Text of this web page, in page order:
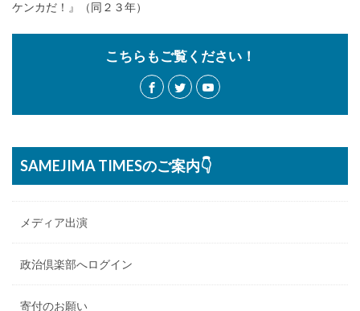
ケンカだ！』（同２３年）
こちらもご覧ください！
SAMEJIMA TIMESのご案内👇
メディア出演
政治倶楽部へログイン
寄付のお願い